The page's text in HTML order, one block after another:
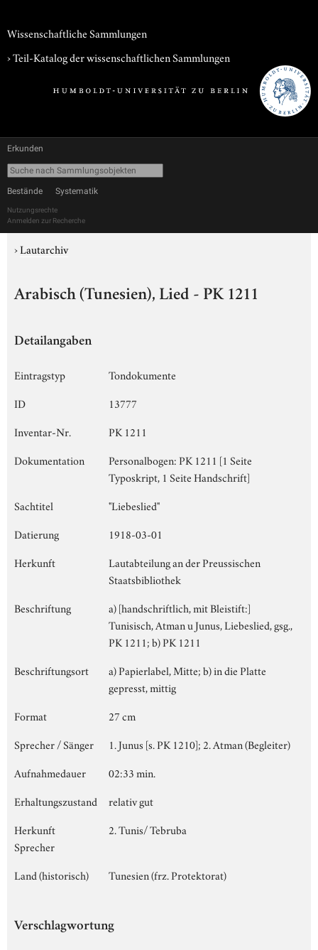
Wissenschaftliche Sammlungen
› Teil-Katalog der wissenschaftlichen Sammlungen
Erkunden
Bestände Systematik
Nutzungsrechte
Anmelden zur Recherche
›Lautarchiv
Arabisch (Tunesien), Lied - PK 1211
Detailangaben
Eintragstyp
Tondokumente
ID
13777
Inventar-Nr.
PK 1211
Dokumentation
Personalbogen: PK 1211 [1 Seite
Typoskript, 1 Seite Handschrift]
Sachtitel
"Liebeslied"
Datierung
1918-03-01
Herkunft
Lautabteilung an der Preussischen
Staatsbibliothek
Beschriftung
a) [handschriftlich, mit Bleistift:]
Tunisisch, Atman u Junus, Liebeslied, gsg.,
PK 1211; b) PK 1211
Beschriftungsort
a) Papierlabel, Mitte; b) in die Platte
gepresst, mittig
Format
27 cm
Sprecher / Sänger
1. Junus [s. PK 1210]; 2. Atman (Begleiter)
Aufnahmedauer
02:33 min.
Erhaltungszustand
relativ gut
Herkunft
Sprecher
2. Tunis/ Tebruba
Land (historisch) Tunesien (frz. Protektorat)
Verschlagwortung